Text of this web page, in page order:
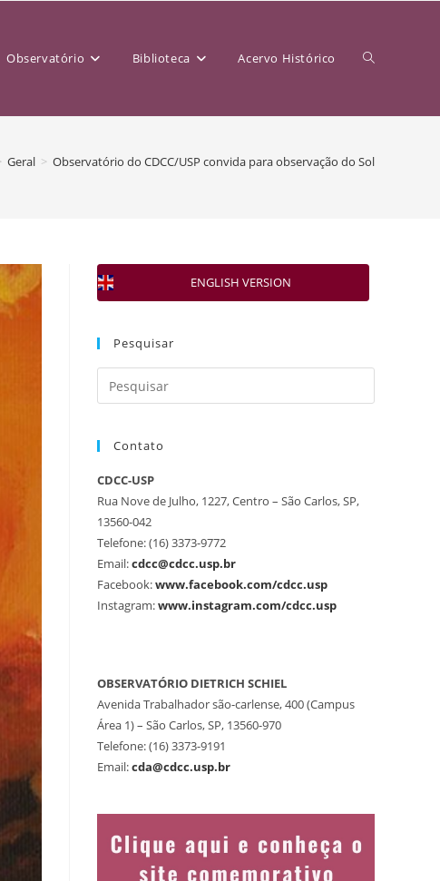
Observatório Biblioteca Acervo Histórico
Geral > Observatório do CDCC/USP convida para observação do Sol
ENGLISH VERSION
Pesquisar
Contato
CDCC-USP
Rua Nove de Julho, 1227, Centro – São Carlos, SP,
13560-042
Telefone: (16) 3373-9772
Email:cdcc@cdcc.usp.br
Facebook:www.facebook.com/cdcc.usp
Instagram:www.instagram.com/cdcc.usp
OBSERVATÓRIO DIETRICH SCHIEL
Avenida Trabalhador são-carlense, 400 (Campus
Área 1) – São Carlos, SP, 13560-970
Telefone: (16) 3373-9191
Email:cda@cdcc.usp.br